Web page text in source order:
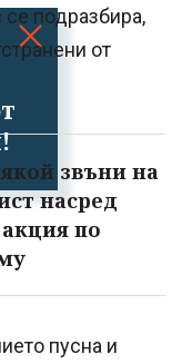
подразбира,
от
звъни на
насред
по
пусна и